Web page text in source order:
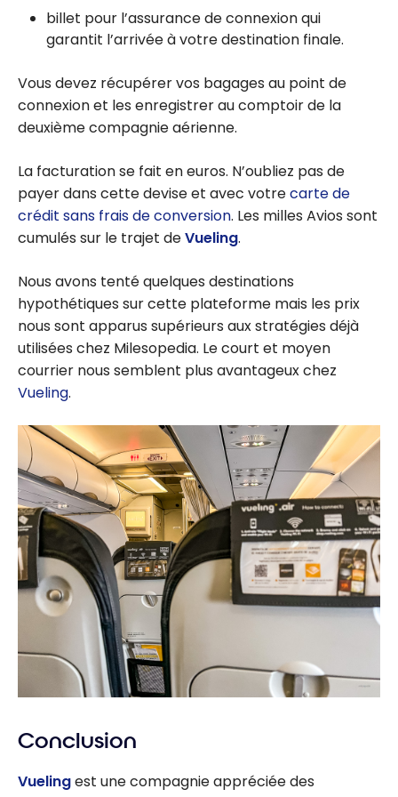
billet pour l’assurance de connexion qui
garantit l’arrivée à votre destination finale.
Vous devez récupérer vos bagages au point de
connexion et les enregistrer au comptoir de la
deuxième compagnie aérienne.
La facturation se fait en euros. N’oubliez pas de
payer dans cette devise et avec votrecarte de
crédit sans frais de conversion. Les milles Avios sont
cumulés sur le trajet deVueling.
Nous avons tenté quelques destinations
hypothétiques sur cette plateforme mais les prix
nous sont apparus supérieurs aux stratégies déjà
utilisées chez Milesopedia. Le court et moyen
courrier nous semblent plus avantageux chez
Vueling.
Conclusion
Vuelingest une compagnie appréciée des